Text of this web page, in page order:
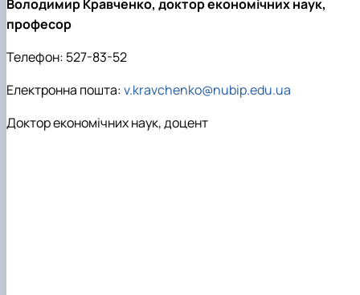
Володимир Кравченко, доктор економічних наук,
професор
Телефон: 527-83-52
Електронна пошта:v.kravchenko@nubip.edu.ua
Доктор економічних наук, доцент